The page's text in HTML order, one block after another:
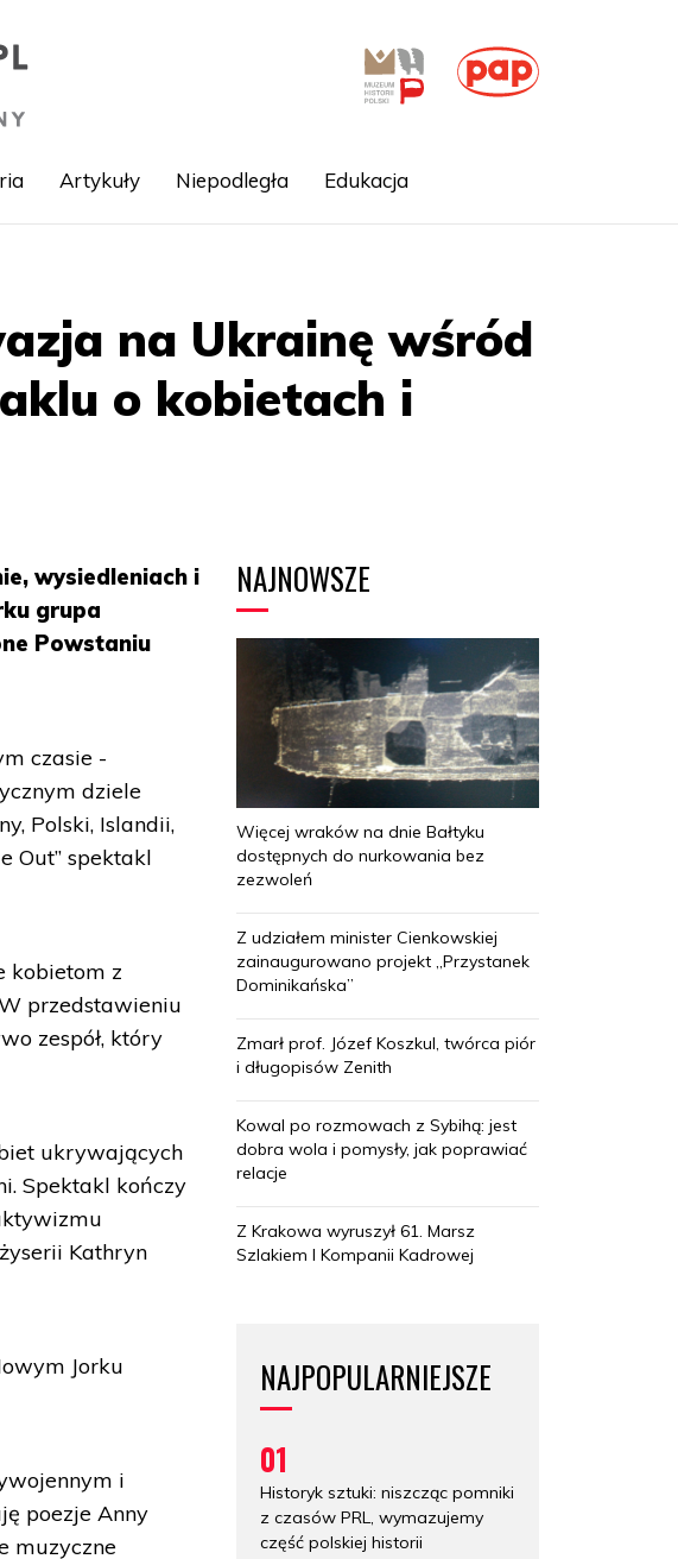
Artykuły Niepodległa Edukacja
na Ukrainę wśród
o kobietach i
wysiedleniach i
grupa
Powstaniu
czasie -
dziele
Polski, Islandii,
Out” spektakl
kobietom z
przedstawieniu
zespół, który
ukrywających
Spektakl kończy
Kathryn
Jorku
i
poezje Anny
muzyczne
NAJNOWSZE
Więcej wraków na dnie Bałtyku
dostępnych do nurkowania bez
zezwoleń
Z udziałem minister Cienkowskiej
zainaugurowano projekt „Przystanek
Dominikańska”
Zmarł prof. Józef Koszkul, twórca piór
i długopisów Zenith
Kowal po rozmowach z Sybihą: jest
dobra wola i pomysły, jak poprawiać
relacje
Z Krakowa wyruszył 61. Marsz
Szlakiem I Kompanii Kadrowej
NAJPOPULARNIEJSZE
01
Historyk sztuki: niszcząc pomniki
z czasów PRL, wymazujemy
część polskiej historii